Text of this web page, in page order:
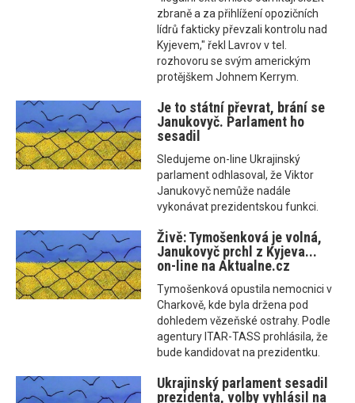
zbraně a za přihlížení opozičních
lídrů fakticky převzali kontrolu nad
Kyjevem," řekl Lavrov v tel.
rozhovoru se svým americkým
protějškem Johnem Kerrym.
Je to státní převrat, brání se
Janukovyč. Parlament ho
sesadil
Sledujeme on-line Ukrajinský
parlament odhlasoval, že Viktor
Janukovyč nemůže nadále
vykonávat prezidentskou funkci.
Živě: Tymošenková je volná,
Janukovyč prchl z Kyjeva...
on-line na Aktualne.cz
Tymošenková opustila nemocnici v
Charkově, kde byla držena pod
dohledem vězeňské ostrahy. Podle
agentury ITAR-TASS prohlásila, že
bude kandidovat na prezidentku.
Ukrajinský parlament sesadil
prezidenta, volby vyhlásil na